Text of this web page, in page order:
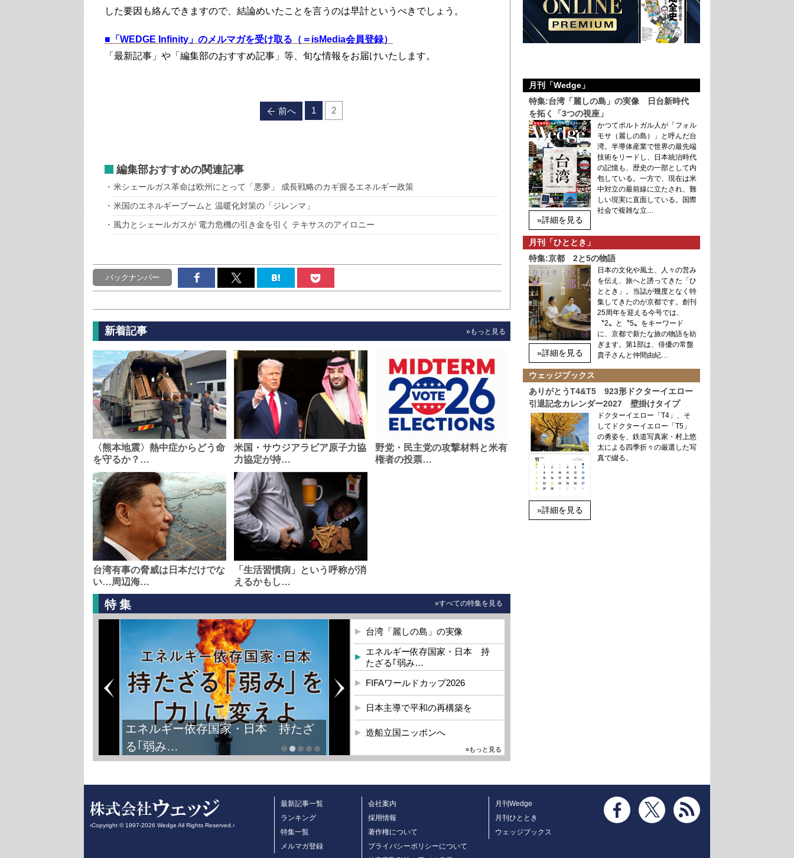
した要因も絡んできますので、結論めいたことを言うのは早計というべきでしょう。
■ 「WEDGE Infinity」のメルマガを受け取る（＝isMedia会員登録）
「最新記事」や「編集部のおすすめ記事」等、旬な情報をお届けいたします。
前へ 1 2
編集部おすすめの関連記事
米シェールガス革命は欧州にとって「悪夢」 成長戦略のカギ握るエネルギー政策
米国のエネルギーブームと 温暖化対策の「ジレンマ」
風力とシェールガスが 電力危機の引き金を引く テキサスのアイロニー
バックナンバー
新着記事 »もっと見る
〈熊本地震〉熱中症からどう命
を守るか？…
米国・サウジアラビア原子力協
力協定が持…
野党・民主党の攻撃材料と米有
権者の投票…
台湾有事の脅威は日本だけでな
い…周辺海…
「生活習慣病」という呼称が消
えるかもし…
特集 »すべての特集を見る
エネルギー依存国家・日本 持たざ
る｢弱み…
台湾「麗しの島」の実像
エネルギー依存国家・日本 持
たざる｢弱み…
FIFAワールドカップ2026
日本主導で平和の再構築を
造船立国ニッポンへ
»もっと見る
月刊「Wedge」
特集:台湾「麗しの島」の実像 日台新時代
を拓く「3つの視座」
»詳細を見る
かつてポルトガル人が「フォル
モサ（麗しの島）」と呼んだ台
湾。半導体産業で世界の最先端
技術をリードし、日本統治時代
の記憶も、歴史の一部として内
包している。一方で、現在は米
中対立の最前線に立たされ、難
しい現実に直面している。国際
社会で複雑な立…
月刊「ひととき」
特集:京都 2と5の物語
»詳細を見る
日本の文化や風土、人々の営み
を伝え、旅へと誘ってきた「ひ
ととき」。当誌が幾度となく特
集してきたのが京都です。創刊
25周年を迎える今号では、
〝2〟と〝5〟をキーワード
に、京都で新たな旅の物語を紡
ぎます。第1部は、俳優の常盤
貴子さんと仲間由紀…
ウェッジブックス
ありがとうT4&T5 923形ドクターイエロー
引退記念カレンダー2027 壁掛けタイプ
»詳細を見る
ドクターイエロー「T4」、そ
してドクターイエロー「T5」
の勇姿を、鉄道写真家・村上悠
太による四季折々の厳選した写
真で綴る。
‹Copyright © 1997-2026 Wedge All Rights Reserved.›
最新記事一覧
ランキング
特集一覧
メルマガ登録
会社案内
採用情報
著作権について
プライバシーポリシーについて
月刊Wedge
月刊ひととき
ウェッジブックス